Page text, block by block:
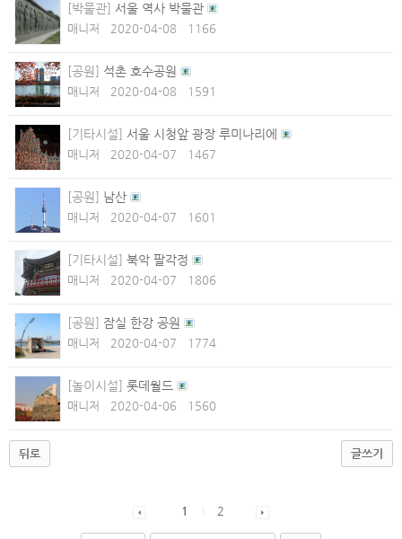
[박물관] 서울 역사 박물관
매니저 2020-04-08 1166
[공원] 석촌 호수공원
매니저 2020-04-08 1591
[기타시설] 서울 시청앞 광장 루미나리에
매니저 2020-04-07 1467
[공원] 남산
매니저 2020-04-07 1601
[기타시설] 북악 팔각정
매니저 2020-04-07 1806
[공원] 잠실 한강 공원
매니저 2020-04-07 1774
[놀이시설] 롯데월드
매니저 2020-04-06 1560
뒤로 글쓰기
1 2